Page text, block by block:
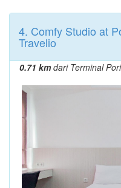
4. Comfy Studio at
Travelio
0.71 kmdari Terminal